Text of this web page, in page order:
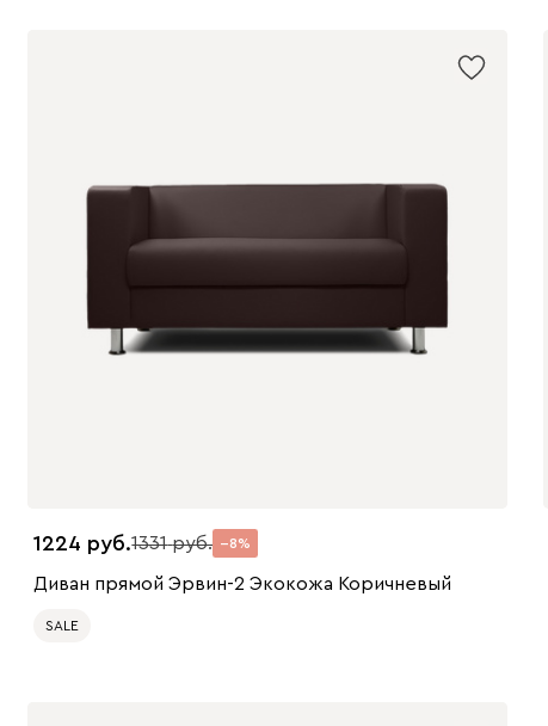
1224 1331 8
Диван прямой Эрвин-2 Экокожа Коричневый
SALE